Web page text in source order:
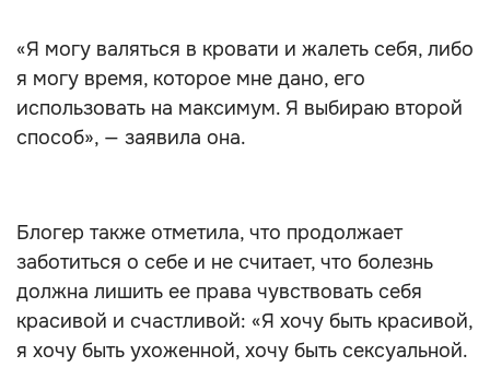
«Я могу валяться в кровати и жалеть себя, либо
я могу время, которое мне дано, его
использовать на максимум. Я выбираю второй
способ», — заявила она.
Блогер также отметила, что продолжает
заботиться о себе и не считает, что болезнь
должна лишить ее права чувствовать себя
красивой и счастливой: «Я хочу быть красивой,
я хочу быть ухоженной, хочу быть сексуальной.